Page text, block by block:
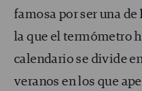
famosa por ser una de
la que el termómetro
calendario se divide
veranos en los que